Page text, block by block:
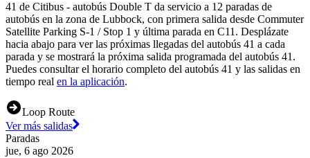
41 de Citibus - autobús Double T da servicio a 12 paradas de
autobús en la zona de Lubbock, con primera salida desde Commuter
Satellite Parking S-1 / Stop 1 y última parada en C11. Desplázate
hacia abajo para ver las próximas llegadas del autobús 41 a cada
parada y se mostrará la próxima salida programada del autobús 41.
Puedes consultar el horario completo del autobús 41 y las salidas en
tiempo real en la aplicación.
Loop Route
Ver más salidas
Paradas
jue, 6 ago 2026